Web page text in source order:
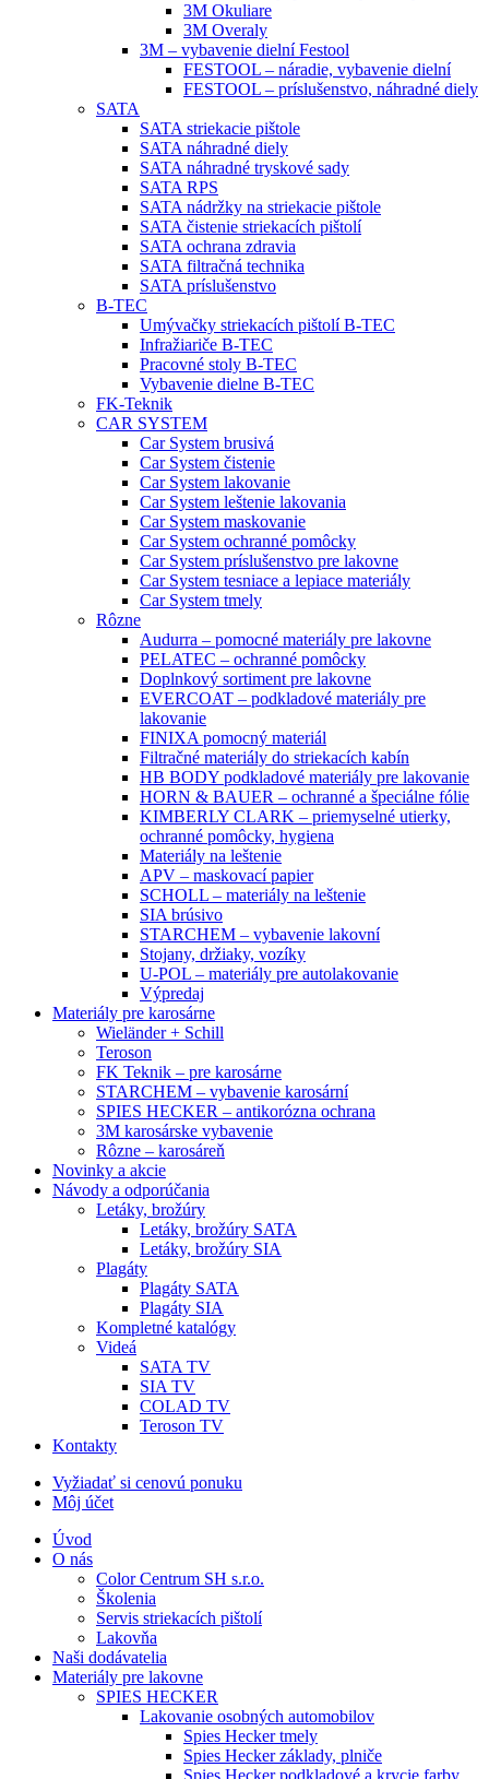
3M Okuliare
3M Overaly
3M – vybavenie dielní Festool
FESTOOL – náradie, vybavenie dielní
FESTOOL – príslušenstvo, náhradné diely
SATA
SATA striekacie pištole
SATA náhradné diely
SATA náhradné tryskové sady
SATA RPS
SATA nádržky na striekacie pištole
SATA čistenie striekacích pištolí
SATA ochrana zdravia
SATA filtračná technika
SATA príslušenstvo
B-TEC
Umývačky striekacích pištolí B-TEC
Infražiariče B-TEC
Pracovné stoly B-TEC
Vybavenie dielne B-TEC
FK-Teknik
CAR SYSTEM
Car System brusivá
Car System čistenie
Car System lakovanie
Car System leštenie lakovania
Car System maskovanie
Car System ochranné pomôcky
Car System príslušenstvo pre lakovne
Car System tesniace a lepiace materiály
Car System tmely
Rôzne
Audurra – pomocné materiály pre lakovne
PELATEC – ochranné pomôcky
Doplnkový sortiment pre lakovne
EVERCOAT – podkladové materiály pre
lakovanie
FINIXA pomocný materiál
Filtračné materiály do striekacích kabín
HB BODY podkladové materiály pre lakovanie
HORN & BAUER – ochranné a špeciálne fólie
KIMBERLY CLARK – priemyselné utierky,
ochranné pomôcky, hygiena
Materiály na leštenie
APV – maskovací papier
SCHOLL – materiály na leštenie
SIA brúsivo
STARCHEM – vybavenie lakovní
Stojany, držiaky, vozíky
U-POL – materiály pre autolakovanie
Výpredaj
Materiály pre karosárne
Wieländer + Schill
Teroson
FK Teknik – pre karosárne
STARCHEM – vybavenie karosární
SPIES HECKER – antikorózna ochrana
3M karosárske vybavenie
Rôzne – karosáreň
Novinky a akcie
Návody a odporúčania
Letáky, brožúry
Letáky, brožúry SATA
Letáky, brožúry SIA
Plagáty
Plagáty SATA
Plagáty SIA
Kompletné katalógy
Videá
SATA TV
SIA TV
COLAD TV
Teroson TV
Kontakty
Vyžiadať si cenovú ponuku
Môj účet
Úvod
O nás
Color Centrum SH s.r.o.
Školenia
Servis striekacích pištolí
Lakovňa
Naši dodávatelia
Materiály pre lakovne
SPIES HECKER
Lakovanie osobných automobilov
Spies Hecker tmely
Spies Hecker základy, plniče
Spies Hecker podkladové a krycie farby